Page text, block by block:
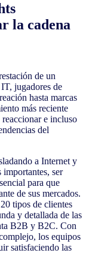
la cadena
de un
jugadores de
hasta marcas
más reciente
e incluso
del
a Internet y
importantes, ser
para que
de sus mercados.
tipos de clientes
y detallada de las
B2B y B2C. Con
los equipos
satisfaciendo las